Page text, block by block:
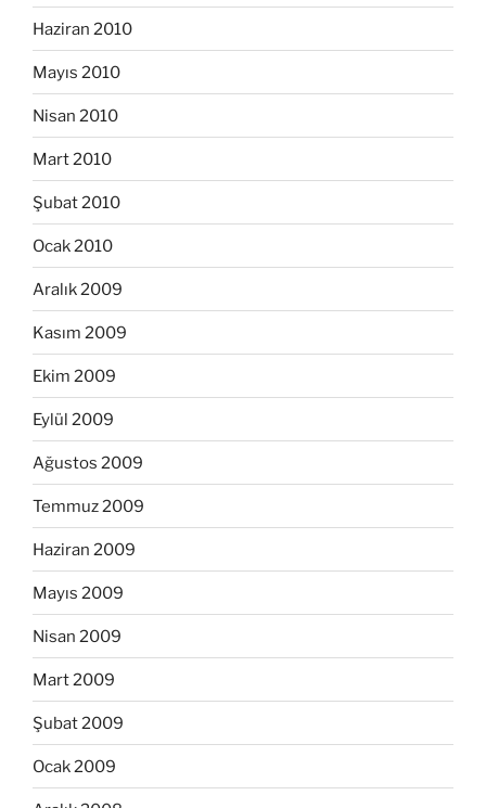
Haziran 2010
Mayıs 2010
Nisan 2010
Mart 2010
Şubat 2010
Ocak 2010
Aralık 2009
Kasım 2009
Ekim 2009
Eylül 2009
Ağustos 2009
Temmuz 2009
Haziran 2009
Mayıs 2009
Nisan 2009
Mart 2009
Şubat 2009
Ocak 2009